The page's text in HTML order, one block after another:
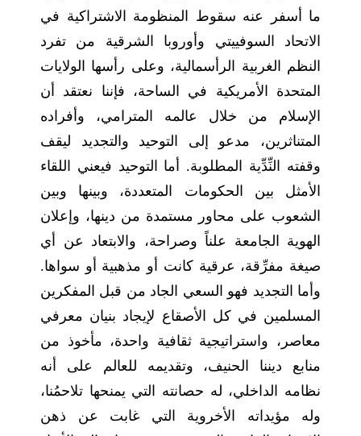
ما أسفر عنه سقوط المنظومة الاشتراكية في
الاتحاد السوفييتي وأوروبا الشرقية من تفرد
النظم الغربية الرأسمالية، وعلى رأسها الولايات
المتحدة الأمريكية في الساحة، فإننا نعتقد أن
الإسلام من خلال عالمه المترامي، وأفراده
المتناثرين، مدعو إلى التوحيد والتجديد ليقف
وقفته النِّدِّية المطلوبة. أما التوحيد فيعني اللقاء
الأمثل بين الحكومات المتعددة، وبينها وبين
الشعوب على محاور مستمدة من دينها، وإعلان
الهوية الجامعة علناً وصراحة، والابتعاد عن أي
صيغة مفرِّقة، عرقية كانت أو مذهبية أو سواها.
وأما التجديد فهو السعي الجاد من قبل المفكرين
المسلمين في كل الأصقاع لإيجاد بنيان معرفي
معاصر، واستراتيجية ثقافية واحدة، مأخوذ من
منابع ديننا الحنيف، وتقديمه للعالم على أنه
نظامه الداخلي، له حصانته التي يمنحها تلاحمُنا،
وله مؤيداته الأخروية التي غابت عن ذهن